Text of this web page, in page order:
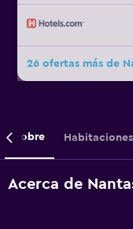
26 ofertas más de
Sobre Habitaciones
Acerca de